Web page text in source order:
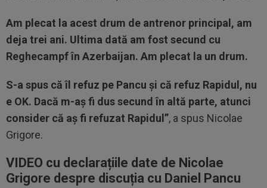
Am plecat la acest drum de antrenor principal, am
deja trei ani. Ultima dată am fost secund cu
Reghecampf în Azerbaijan. Am plecat la un drum.
S-a spus că îl refuz pe Pancu și că refuz Rapidul, nu
e OK. Dacă m-aș fi dus secund în altă parte, atunci
consider că aș fi refuzat Rapidul”, a spus Nicolae
Grigore.
VIDEO cu declarațiile date de Nicolae
Grigore despre discuția cu Daniel Pancu